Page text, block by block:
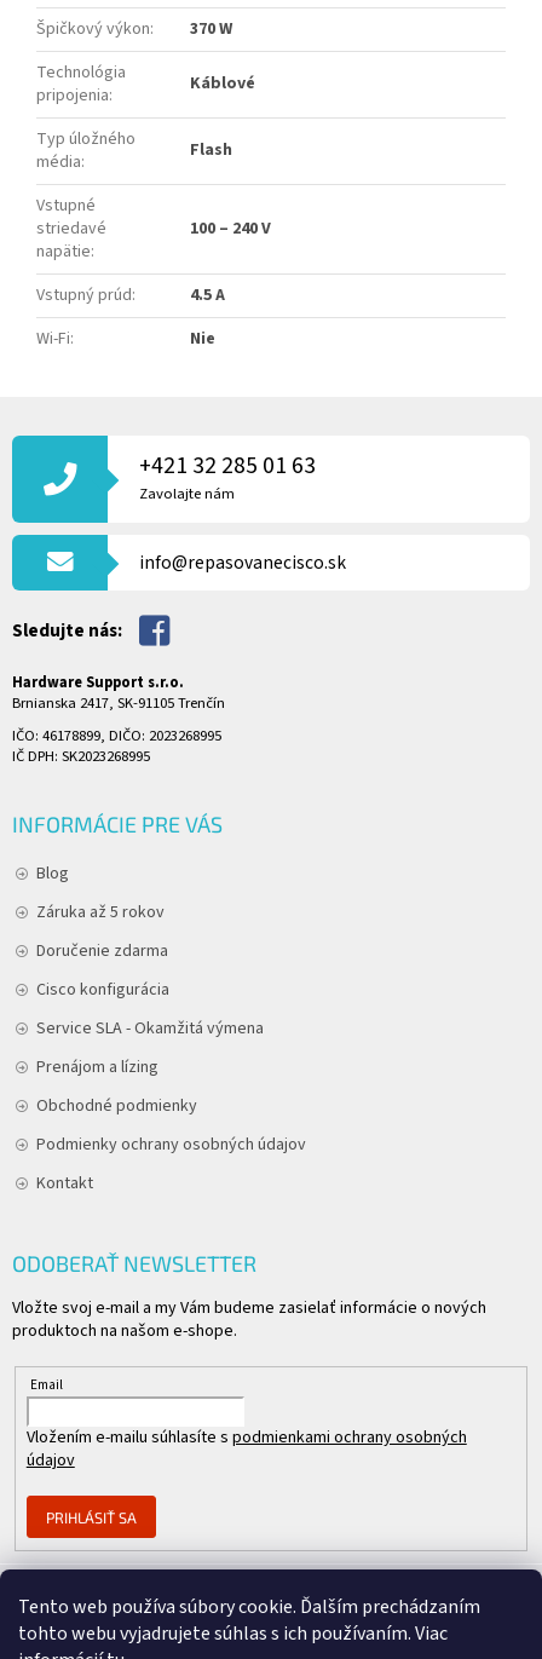
Tento web používa súbory cookie. Ďalším prechádzaním
tohto webu vyjadrujete súhlas s ich používaním. Viac
Špičkový výkon:
370 W
Technológia
pripojenia: Káblové
Typ úložného
média: Flash
Vstupné
striedavé
napätie:
100 – 240 V
Vstupný prúd:
4.5 A
Wi-Fi: Nie
Á
T
+421 32 285 01 63
Zavolajte nám
info@repasovanecisco.sk
Sledujte nás:
Hardware Support s.r.o.
Brnianska 2417, SK-91105 Trenčín
IČO: 46178899, DIČO: 2023268995
IČ DPH: SK2023268995
INFORMÁCIE PRE VÁS
Blog
Záruka až 5 rokov
Doručenie zdarma
Cisco konfigurácia
Service SLA - Okamžitá výmena
Prenájom a lízing
Obchodné podmienky
Podmienky ochrany osobných údajov
Kontakt
ODOBERAŤ NEWSLETTER
Vložte svoj e-mail a my Vám budeme zasielať informácie o nových
produktoch na našom e-shope.
Email
Vložením e-mailu súhlasíte s podmienkami ochrany osobných
údajov
PRIHLÁSIŤ SA
Člen skupiny